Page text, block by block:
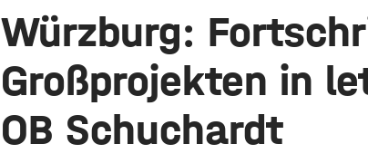
Würzburg:
Großprojekten in
OB Schuchardt